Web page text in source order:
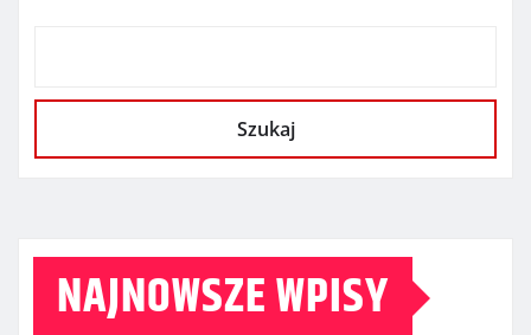
Szukaj
NAJNOWSZE WPISY